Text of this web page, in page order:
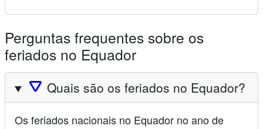
Perguntas frequentes sobre os
feriados no Equador
🛆 Quais são os feriados no Equador?
Os feriados nacionais no Equador no ano de